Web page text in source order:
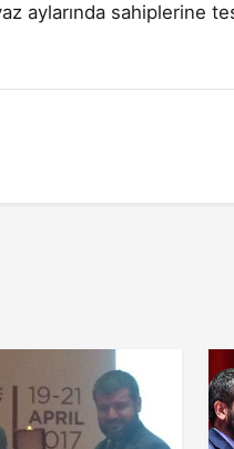
aylarında sahiplerine